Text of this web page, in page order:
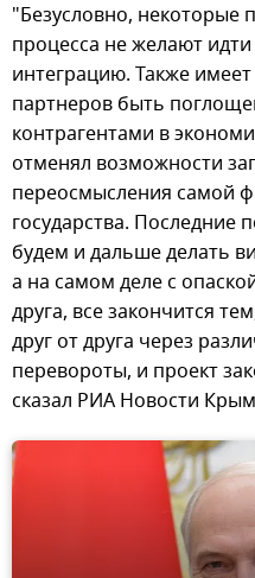
"Безусловно, некоторые
процесса не желают
интеграцию. Также
партнеров быть
контрагентами в
отменял возможности
переосмысления самой
государства. Последние
будем и дальше делать
а на самом деле с
друга, все закончится
друг от друга через
перевороты, и проект
сказал РИА Новости Крым